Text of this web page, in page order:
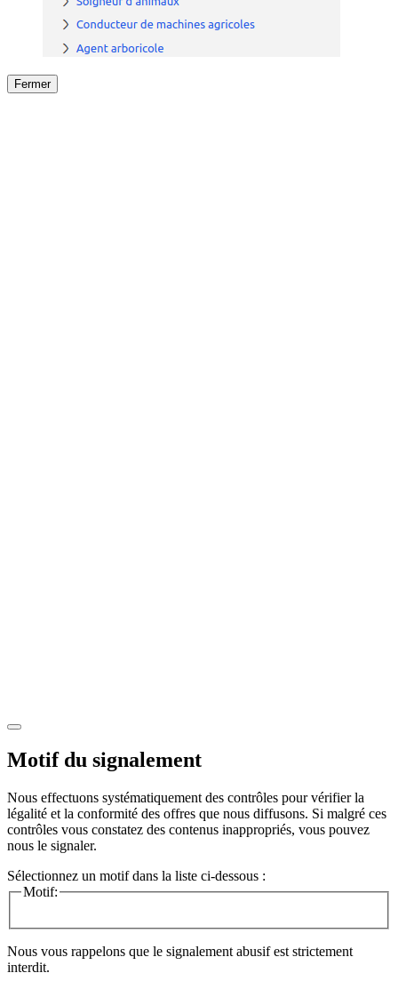
Fermer
Motif du signalement
Nous effectuons systématiquement des contrôles pour vérifier la
légalité et la conformité des offres que nous diffusons. Si malgré ces
contrôles vous constatez des contenus inappropriés, vous pouvez
nous le signaler.
Sélectionnez un motif dans la liste ci-dessous :
Motif:
Nous vous rappelons que le signalement abusif est strictement
interdit.